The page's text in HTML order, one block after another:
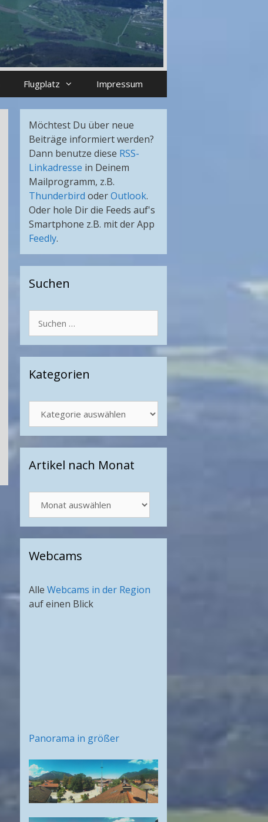
Flugplatz Impressum
Möchtest Du über neue
Beiträge informiert werden?
Dann benutze diese RSS-
Linkadresse in Deinem
Mailprogramm, z.B.
Thunderbird oderOutlook.
Oder hole Dir die Feeds auf's
Smartphone z.B. mit der App
Feedly.
Suchen
nach:
Kategorien
Artikel nach Monat
nach
Monat
Webcams
Alle Webcams in der Region
auf einen Blick
Panorama in größer